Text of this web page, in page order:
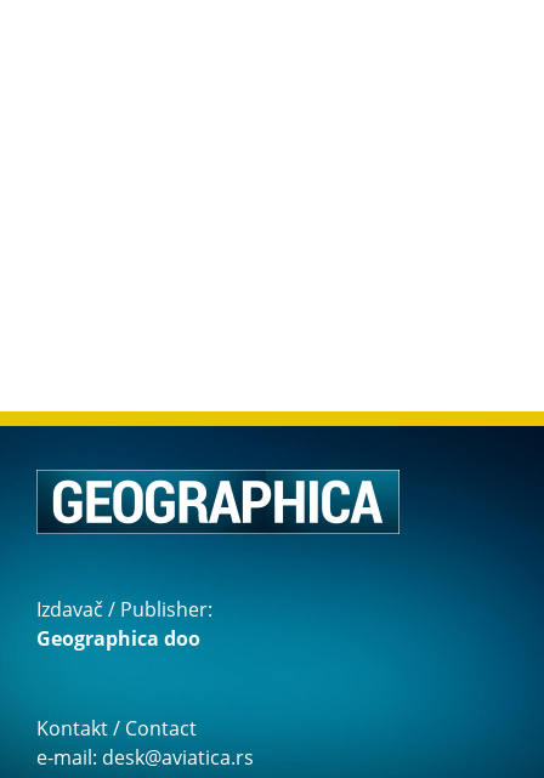
Izdavač / Publisher:
Geographica doo
Kontakt / Contact
e-mail: desk@aviatica.rs